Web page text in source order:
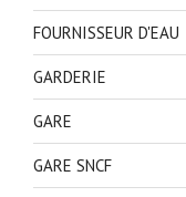
FOURNISSEUR D'EAU
GARDERIE
GARE
GARE SNCF